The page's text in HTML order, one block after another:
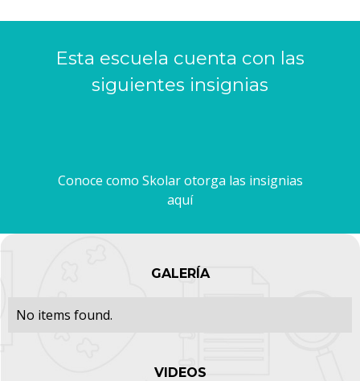
Esta escuela cuenta con las
siguientes insignias
Conoce como Skolar otorga las insignias
aquí
GALERÍA
No items found.
VIDEOS